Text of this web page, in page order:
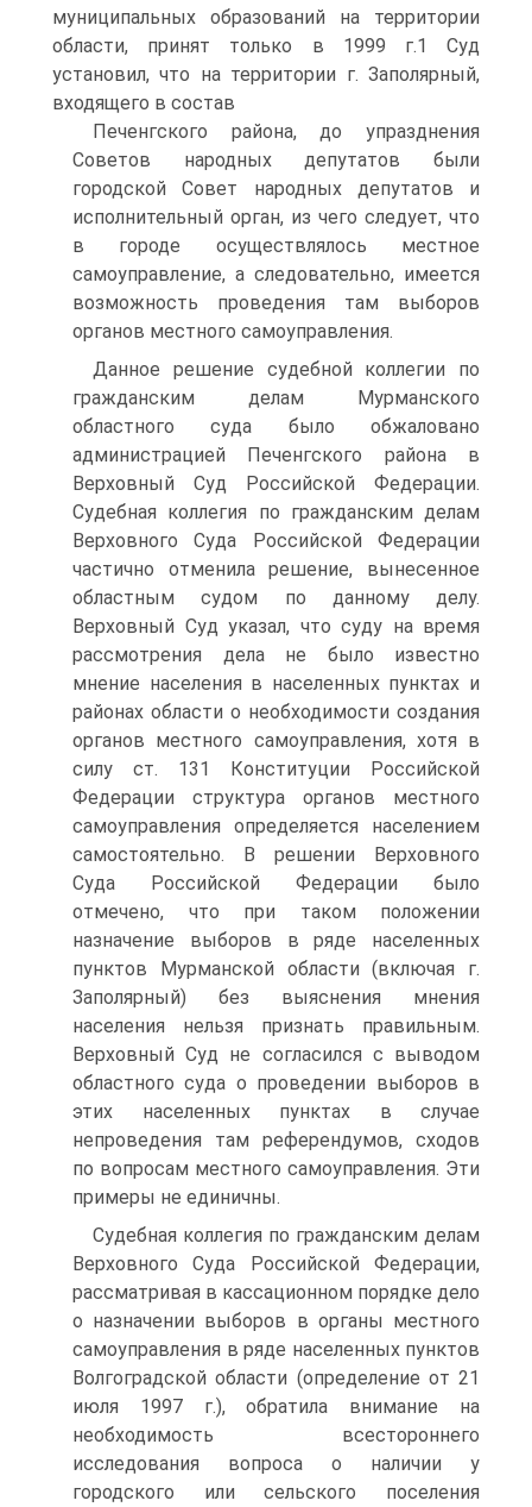
муниципальных образований на территории
области, принят только в 1999 г.1 Суд
установил, что на территории г. Заполярный,
входящего в состав
Печенгского района, до упразднения
Советов народных депутатов были
городской Совет народных депутатов и
исполнительный орган, из чего следует, что
в городе осуществлялось местное
самоуправление, а следовательно, имеется
возможность проведения там выборов
органов местного самоуправления.
Данное решение судебной коллегии по
гражданским делам Мурманского
областного суда было обжаловано
администрацией Печенгского района в
Верховный Суд Российской Федерации.
Судебная коллегия по гражданским делам
Верховного Суда Российской Федерации
частично отменила решение, вынесенное
областным судом по данному делу.
Верховный Суд указал, что суду на время
рассмотрения дела не было известно
мнение населения в населенных пунктах и
районах области о необходимости создания
органов местного самоуправления, хотя в
силу ст. 131 Конституции Российской
Федерации структура органов местного
самоуправления определяется населением
самостоятельно. В решении Верховного
Суда Российской Федерации было
отмечено, что при таком положении
назначение выборов в ряде населенных
пунктов Мурманской области (включая г.
Заполярный) без выяснения мнения
населения нельзя признать правильным.
Верховный Суд не согласился с выводом
областного суда о проведении выборов в
этих населенных пунктах в случае
непроведения там референдумов, сходов
по вопросам местного самоуправления. Эти
примеры не единичны.
Судебная коллегия по гражданским делам
Верховного Суда Российской Федерации,
рассматривая в кассационном порядке дело
о назначении выборов в органы местного
самоуправления в ряде населенных пунктов
Волгоградской области (определение от 21
июля 1997 г.), обратила внимание на
необходимость всестороннего
исследования вопроса о наличии у
городского или сельского поселения